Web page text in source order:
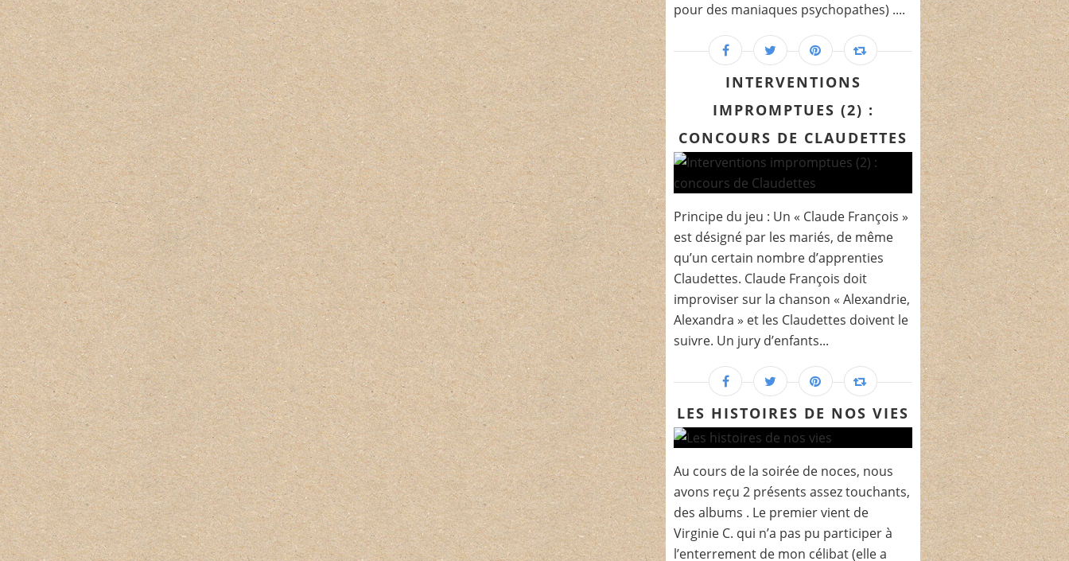
pour des maniaques psychopathes) ....
INTERVENTIONS
IMPROMPTUES (2) :
CONCOURS DE CLAUDETTES
Principe du jeu : Un « Claude François »
est désigné par les mariés, de même
qu’un certain nombre d’apprenties
Claudettes. Claude François doit
improviser sur la chanson « Alexandrie,
Alexandra » et les Claudettes doivent le
suivre. Un jury d’enfants...
LES HISTOIRES DE NOS VIES
Au cours de la soirée de noces, nous
avons reçu 2 présents assez touchants,
des albums . Le premier vient de
Virginie C. qui n’a pas pu participer à
l’enterrement de mon célibat (elle a